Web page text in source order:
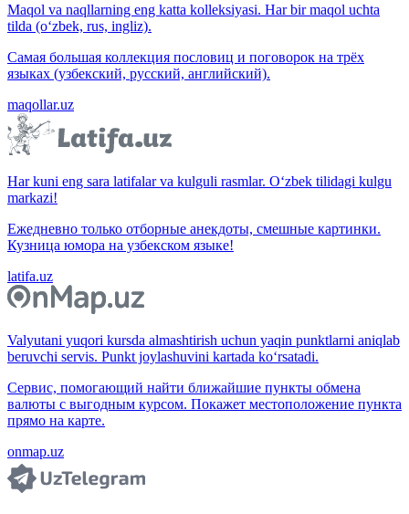
Maqol va naqllarning eng katta kolleksiyasi. Har bir maqol uchta
tilda (o‘zbek, rus, ingliz).
Самая большая коллекция пословиц и поговорок на трёх
языках (узбекский, русский, английский).
maqollar.uz
Har kuni eng sara latifalar va kulguli rasmlar. O‘zbek tilidagi kulgu
markazi!
Ежедневно только отборные анекдоты, смешные картинки.
Кузница юмора на узбекском языке!
latifa.uz
Valyutani yuqori kursda almashtirish uchun yaqin punktlarni aniqlab
beruvchi servis. Punkt joylashuvini kartada ko‘rsatadi.
Сервис, помогающий найти ближайшие пункты обмена
валюты с выгодным курсом. Покажет местоположение пункта
прямо на карте.
onmap.uz